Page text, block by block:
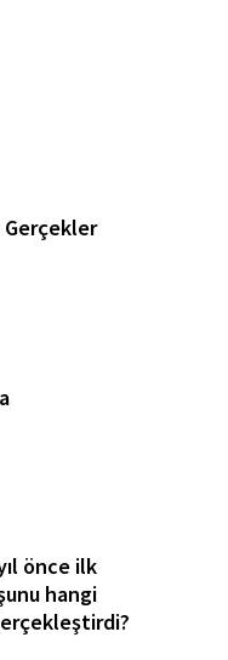
Gerçekler
önce ilk
hangi